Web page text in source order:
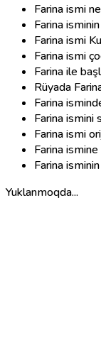
Farina ismi
Farina
Farina ismi
Farina ismi
Farina ile
Rüyada
Farina
Farina ismini
Farina ismi
Farina
Farina
Yuklanmoqda...